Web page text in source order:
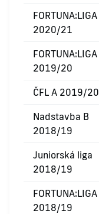
FORTUNA:LIGA
2020/21
FORTUNA:LIGA
2019/20
ČFL A 2019/20
Nadstavba B
2018/19
Juniorská liga
2018/19
FORTUNA:LIGA
2018/19